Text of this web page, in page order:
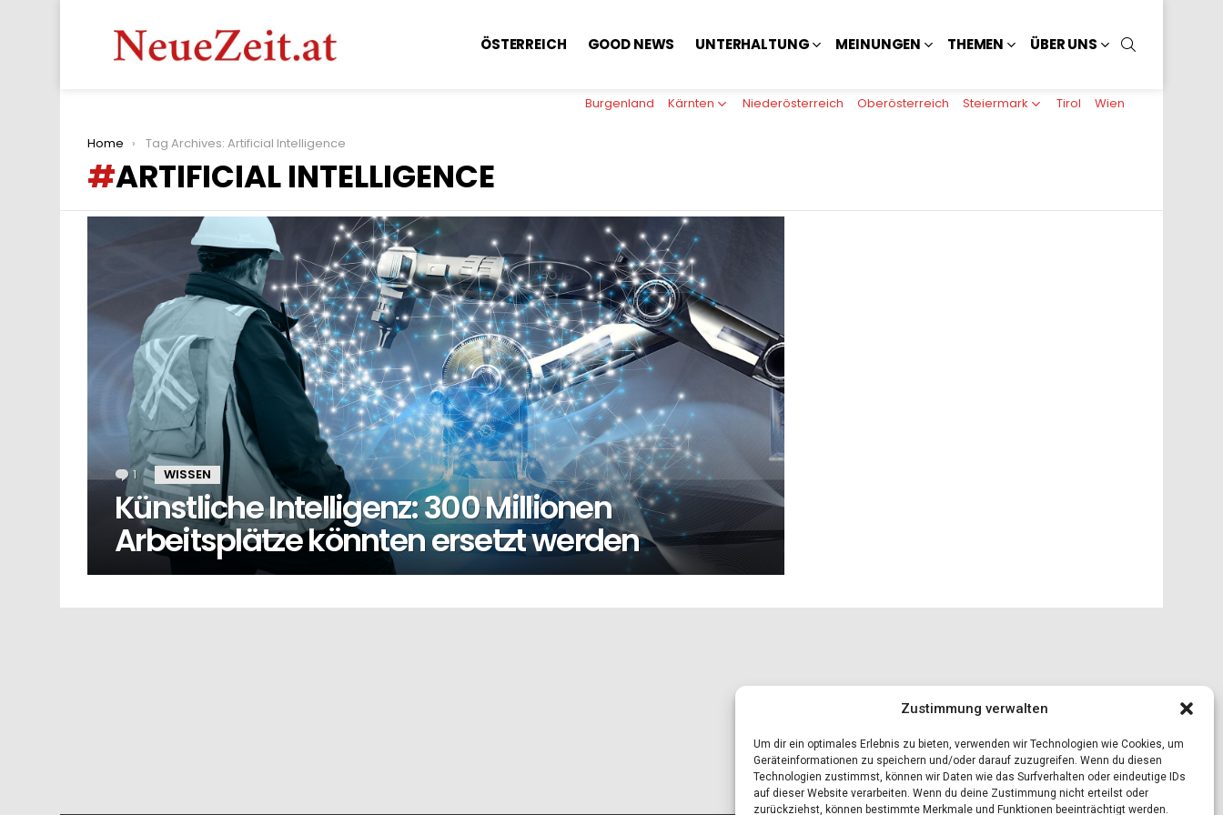
Zustimmung verwalten
Um dir ein optimales Erlebnis zu bieten, verwenden wir Technologien wie Cookies, um
Geräteinformationen zu speichern und/oder darauf zuzugreifen. Wenn du diesen
Technologien zustimmst, können wir Daten wie das Surfverhalten oder eindeutige IDs
auf dieser Website verarbeiten. Wenn du deine Zustimmung nicht erteilst oder
zurückziehst, können bestimmte Merkmale und Funktionen beeinträchtigt werden.
ÖSTERREICH GOOD NEWS UNTERHALTUNG MEINUNGEN THEMEN ÜBER UNS
Burgenland Kärnten Niederösterreich Oberösterreich Steiermark Tirol Wien
You are here:
Home Tag Archives: Artificial Intelligence
ARTIFICIAL INTELLIGENCE
1 Kommentar
WISSEN
Künstliche Intelligenz: 300 Millionen
Arbeitsplätze könnten ersetzt werden